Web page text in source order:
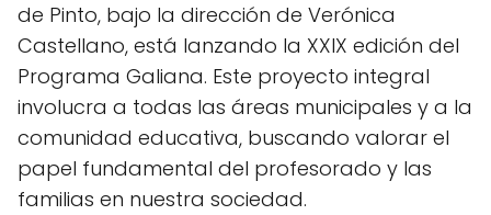
de Pinto, bajo la dirección de Verónica
Castellano, está lanzando la XXIX edición del
Programa Galiana. Este proyecto integral
involucra a todas las áreas municipales y a la
comunidad educativa, buscando valorar el
papel fundamental del profesorado y las
familias en nuestra sociedad.